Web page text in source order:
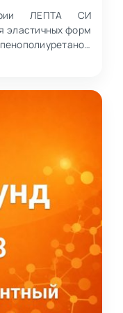
ЛЕПТА СИ
эластичных форм